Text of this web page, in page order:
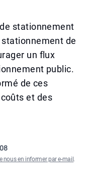
stationnement
de
un flux
public.
de ces
et des
nous en informer par e-mail .